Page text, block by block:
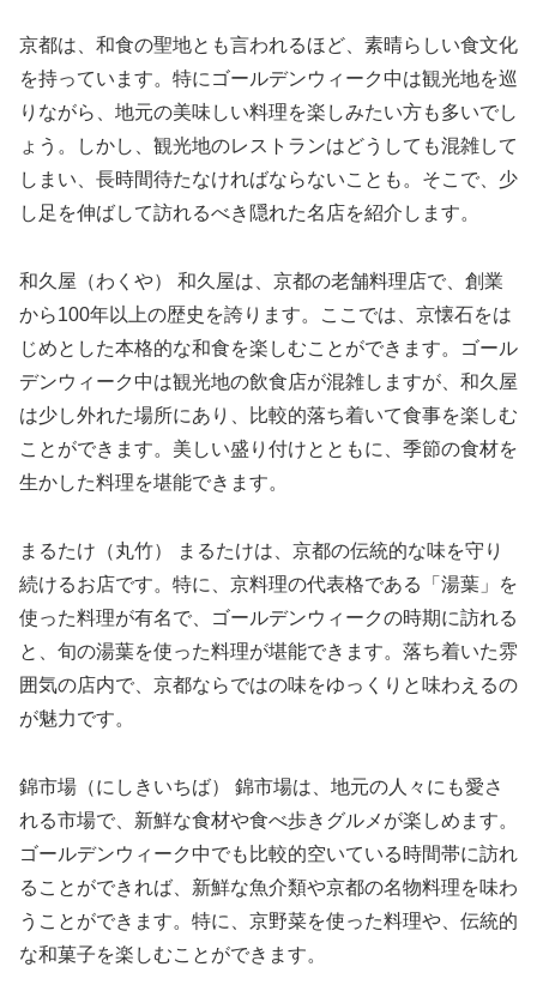
京都は、和食の聖地とも言われるほど、素晴らしい食文化
を持っています。特にゴールデンウィーク中は観光地を巡
りながら、地元の美味しい料理を楽しみたい方も多いでし
ょう。しかし、観光地のレストランはどうしても混雑して
しまい、長時間待たなければならないことも。そこで、少
し足を伸ばして訪れるべき隠れた名店を紹介します。
和久屋（わくや） 和久屋は、京都の老舗料理店で、創業
から100年以上の歴史を誇ります。ここでは、京懐石をは
じめとした本格的な和食を楽しむことができます。ゴール
デンウィーク中は観光地の飲食店が混雑しますが、和久屋
は少し外れた場所にあり、比較的落ち着いて食事を楽しむ
ことができます。美しい盛り付けとともに、季節の食材を
生かした料理を堪能できます。
まるたけ（丸竹） まるたけは、京都の伝統的な味を守り
続けるお店です。特に、京料理の代表格である「湯葉」を
使った料理が有名で、ゴールデンウィークの時期に訪れる
と、旬の湯葉を使った料理が堪能できます。落ち着いた雰
囲気の店内で、京都ならではの味をゆっくりと味わえるの
が魅力です。
錦市場（にしきいちば） 錦市場は、地元の人々にも愛さ
れる市場で、新鮮な食材や食べ歩きグルメが楽しめます。
ゴールデンウィーク中でも比較的空いている時間帯に訪れ
ることができれば、新鮮な魚介類や京都の名物料理を味わ
うことができます。特に、京野菜を使った料理や、伝統的
な和菓子を楽しむことができます。